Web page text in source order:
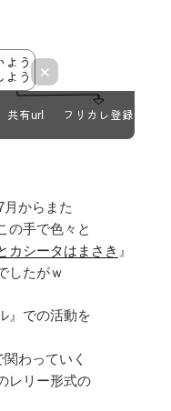
からまた
の手で色々と
カシータはまさき 』
したがｗ
』での活動を
わっていく
レリー形式の